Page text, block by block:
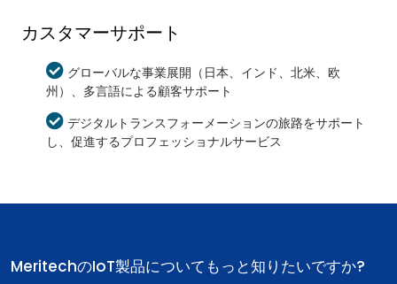
カスタマーサポート
グローバルな事業展開（日本、インド、北米、欧
州）、多言語による顧客サポート
デジタルトランスフォーメーションの旅路をサポート
し、促進するプロフェッショナルサービス
MeritechのIoT製品についてもっと知りたいですか?